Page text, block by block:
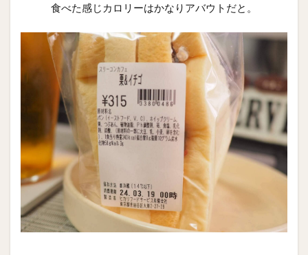
食べた感じカロリーはかなりアバウトだと。